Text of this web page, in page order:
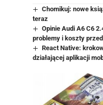
Chomikuj: nowe
teraz
Opinie Audi A6 C6
problemy i koszty
React Native:
działającej aplikacji